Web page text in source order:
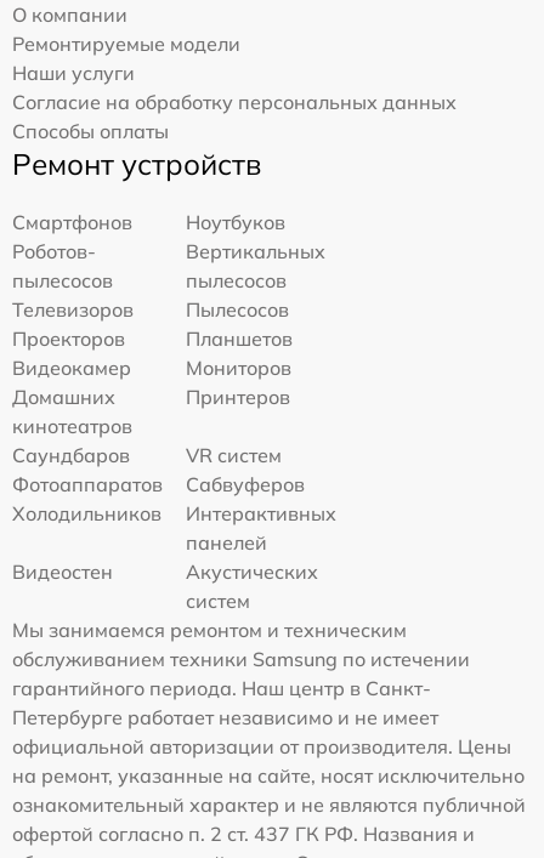
О компании
Ремонтируемые модели
Наши услуги
Согласие на обработку персональных данных
Способы оплаты
Ремонт устройств
Смартфонов
Ноутбуков
Роботов-
пылесосов
Вертикальных
пылесосов
Телевизоров
Пылесосов
Проекторов
Планшетов
Видеокамер
Мониторов
Домашних
кинотеатров
Принтеров
Саундбаров
VR систем
Фотоаппаратов
Сабвуферов
Холодильников
Интерактивных
панелей
Видеостен
Акустических
систем
Мы занимаемся ремонтом и техническим
обслуживанием техники Samsung по истечении
гарантийного периода. Наш центр в Санкт-
Петербурге работает независимо и не имеет
официальной авторизации от производителя. Цены
на ремонт, указанные на сайте, носят исключительно
ознакомительный характер и не являются публичной
офертой согласно п. 2 ст. 437 ГК РФ. Названия и